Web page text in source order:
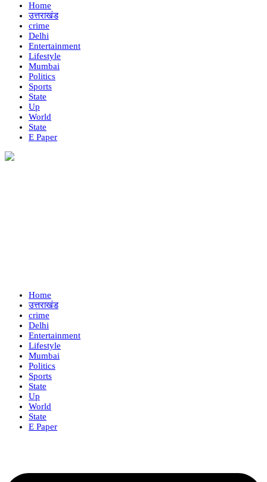
Home
उत्तराखंड
crime
Delhi
Entertainment
Lifestyle
Mumbai
Politics
Sports
State
Up
World
State
E Paper
Home
उत्तराखंड
crime
Delhi
Entertainment
Lifestyle
Mumbai
Politics
Sports
State
Up
World
State
E Paper